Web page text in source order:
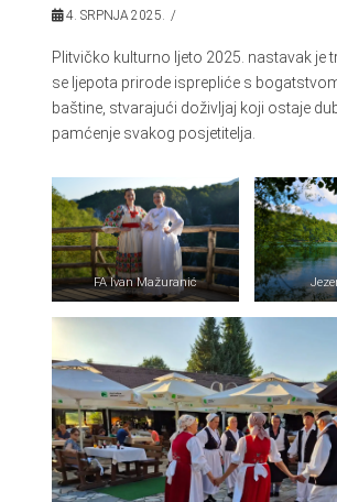
4. SRPNJA 2025.
Plitvičko kulturno ljeto 2025. nastavak je
se ljepota prirode isprepliće s
baštine, stvarajući doživljaj koji ostaje
pamćenje svakog posjetitelja.
FA Ivan Mažuranić